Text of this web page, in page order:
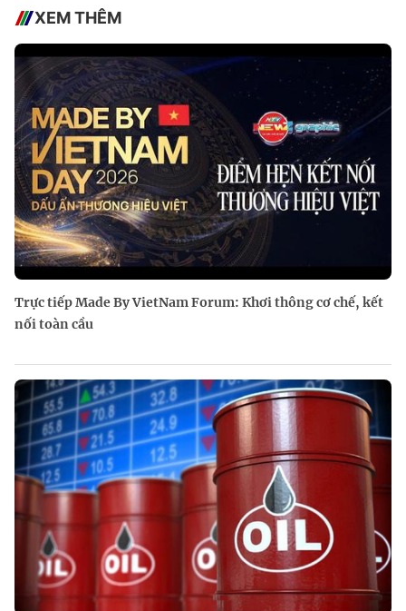
XEM THÊM
Trực tiếp Made By VietNam Forum: Khơi thông cơ chế, kết
nối toàn cầu